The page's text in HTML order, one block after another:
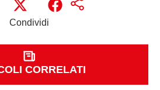
Condividi
CORRELATI